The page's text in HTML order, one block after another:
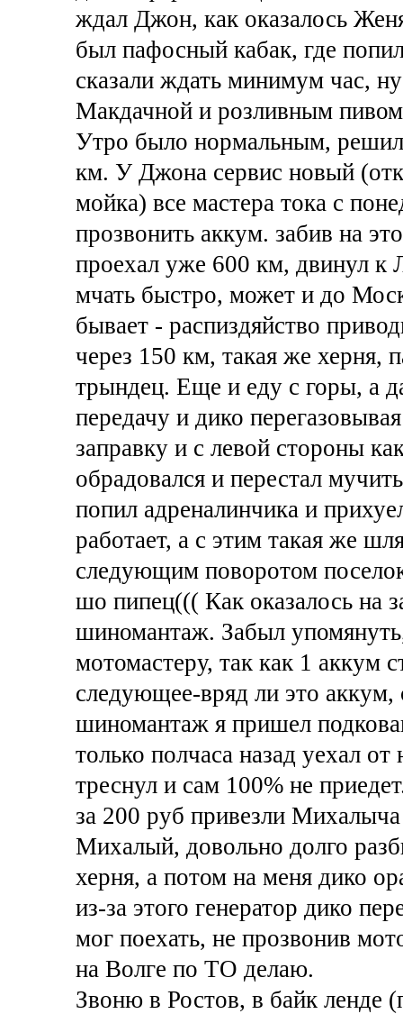
ждал Джон, как оказалось
был пафосный кабак, где
сказали ждать минимум час,
Макдачной и розливным
Утро было нормальным, решил
км. У Джона сервис новый
мойка) все мастера тока с
прозвонить аккум. забив на
проехал уже 600 км, двинул к
мчать быстро, может и до
бывает - распиздяйство
через 150 км, такая же херня,
трындец. Еще и еду с горы, а
передачу и дико
заправку и с левой стороны
обрадовался и перестал
попил адреналинчика и
работает, а с этим такая же
следующим поворотом
шо пипец((( Как оказалось на
шиномантаж. Забыл
мотомастеру, так как 1 аккум
следующее-вряд ли это аккум,
шиномантаж я пришел
только полчаса назад уехал
треснул и сам 100% не
за 200 руб привезли
Михалый, довольно долго
херня, а потом на меня дико
из-за этого генератор дико
мог поехать, не прозвонив
на Волге по ТО делаю.
Звоню в Ростов, в байк ленде